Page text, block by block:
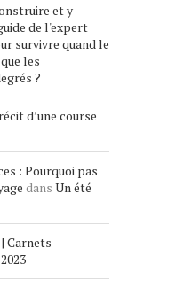
et y
de l'expert
survivre quand le
les
?
d’une course
: Pourquoi pas
dans Un été
Carnets